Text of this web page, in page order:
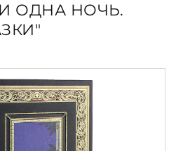
ОДНА НОЧЬ.